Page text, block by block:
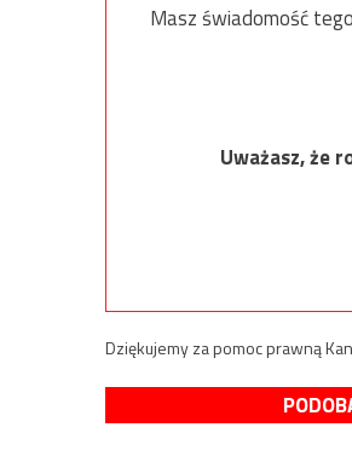
Masz świadomość
Uważasz, że
Dziękujemy za pomoc prawną